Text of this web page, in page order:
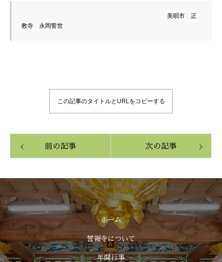
教寺　永岡誓世
この記事のタイトルとURLをコピーする
前の記事 次の記事
ホーム
誓報寺について
年間行事